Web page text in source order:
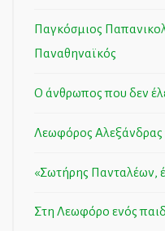
Παγκόσμιος
Παναθηναϊκός
Ο άνθρωπος που δεν
Λεωφόρος Αλεξάνδρας
«Σωτήρης Πανταλέων,
Στη Λεωφόρο ενός